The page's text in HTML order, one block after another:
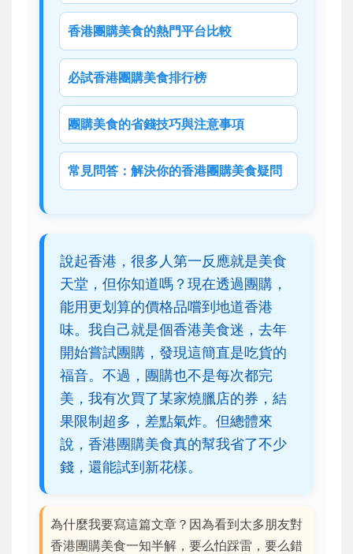
香港團購美食的熱門平台比較
必試香港團購美食排行榜
團購美食的省錢技巧與注意事項
常見問答：解決你的香港團購美食疑問
說起香港，很多人第一反應就是美食
天堂，但你知道嗎？現在透過團購，
能用更划算的價格品嚐到地道香港
味。我自己就是個香港美食迷，去年
開始嘗試團購，發現這簡直是吃貨的
福音。不過，團購也不是每次都完
美，我有次買了某家燒臘店的券，結
果限制超多，差點氣炸。但總體來
說，香港團購美食真的幫我省了不少
錢，還能試到新花樣。
為什麼我要寫這篇文章？因為看到太多朋友對
香港團購美食一知半解，要么怕踩雷，要么錯